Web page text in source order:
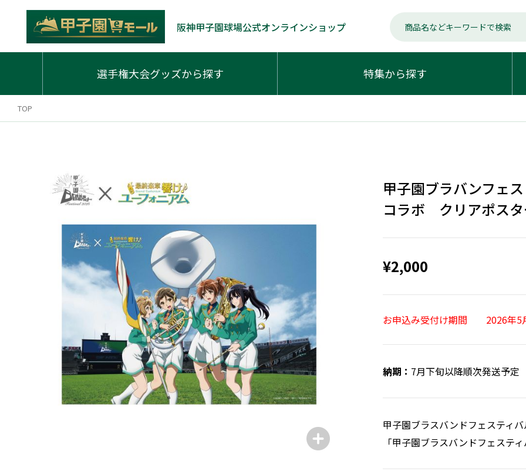
阪神甲子園球場公式オンラインショップ
選手権大会グッズから探す 特集から探す
TOP
甲子園ブラバンフェ
コラボ クリアポスタ
¥2,000
お申込み受付け期間 2026年5
7月下旬以降順次発送予定
甲子園ブラスバンドフェスティ
「甲子園ブラスバンドフェステ